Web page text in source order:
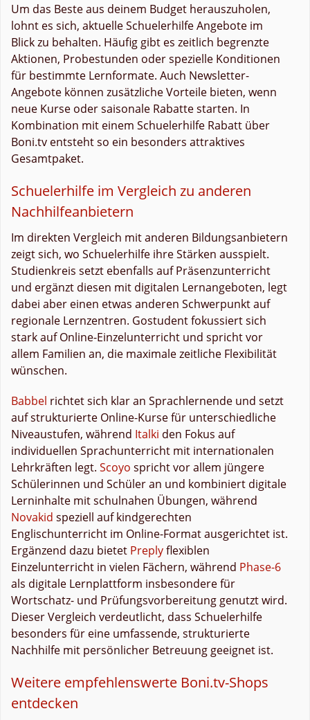
Um das Beste aus deinem Budget herauszuholen,
lohnt es sich, aktuelle Schuelerhilfe Angebote im
Blick zu behalten. Häufig gibt es zeitlich begrenzte
Aktionen, Probestunden oder spezielle Konditionen
für bestimmte Lernformate. Auch Newsletter-
Angebote können zusätzliche Vorteile bieten, wenn
neue Kurse oder saisonale Rabatte starten. In
Kombination mit einem Schuelerhilfe Rabatt über
Boni.tv entsteht so ein besonders attraktives
Gesamtpaket.
Schuelerhilfe im Vergleich zu anderen
Nachhilfeanbietern
Im direkten Vergleich mit anderen Bildungsanbietern
zeigt sich, wo Schuelerhilfe ihre Stärken ausspielt.
Studienkreis setzt ebenfalls auf Präsenzunterricht
und ergänzt diesen mit digitalen Lernangeboten, legt
dabei aber einen etwas anderen Schwerpunkt auf
regionale Lernzentren. Gostudent fokussiert sich
stark auf Online-Einzelunterricht und spricht vor
allem Familien an, die maximale zeitliche Flexibilität
wünschen.
Babbel richtet sich klar an Sprachlernende und setzt
auf strukturierte Online-Kurse für unterschiedliche
Niveaustufen, während Italki den Fokus auf
individuellen Sprachunterricht mit internationalen
Lehrkräften legt. Scoyo spricht vor allem jüngere
Schülerinnen und Schüler an und kombiniert digitale
Lerninhalte mit schulnahen Übungen, während
Novakid speziell auf kindgerechten
Englischunterricht im Online-Format ausgerichtet ist.
Ergänzend dazu bietet Preplyflexiblen
Einzelunterricht in vielen Fächern, während Phase-6
als digitale Lernplattform insbesondere für
Wortschatz- und Prüfungsvorbereitung genutzt wird.
Dieser Vergleich verdeutlicht, dass Schuelerhilfe
besonders für eine umfassende, strukturierte
Nachhilfe mit persönlicher Betreuung geeignet ist.
Weitere empfehlenswerte Boni.tv-Shops
entdecken